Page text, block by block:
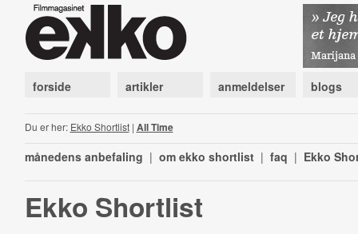
forside artikler anmeldelser blogs
Du er her: Ekko Shortlist| All Time
månedens anbefaling | om ekko shortlist | faq | Ekko
Ekko Shortlist